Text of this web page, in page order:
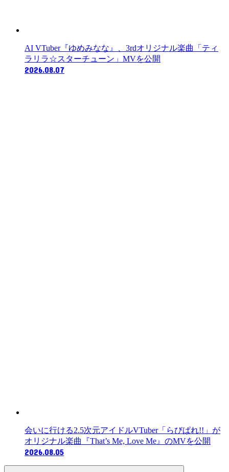
AI VTuber『ゆめみなな』、3rdオリジナル楽曲「ティ
ラリラ☆スターチューン」MVを公開
2026.08.07
会いに行ける2.5次元アイドルVTuber「らびぱれ!!」が
オリジナル楽曲『That’s Me, Love Me』のMVを公開
2026.08.05